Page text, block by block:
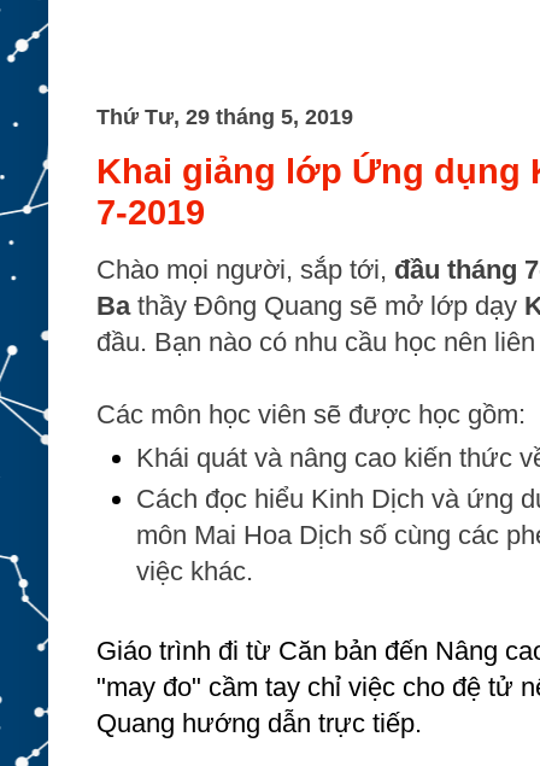
Thứ Tư, 29 tháng 5, 2019
Khai giảng lớp Ứng dụng
7-2019
Chào mọi người, sắp tới, đầu tháng
Ba thầy Đông Quang sẽ mở lớp dạy
đầu. Bạn nào có nhu cầu học nên
Các môn học viên sẽ được học gồm:
Khái quát và nâng cao kiến thức
Cách đọc hiểu Kinh Dịch và ứng
môn Mai Hoa Dịch số cùng các
việc khác.
Giáo trình đi từ Căn bản đến Nâng
"may đo" cầm tay chỉ việc cho đệ tử
Quang hướng dẫn trực tiếp.